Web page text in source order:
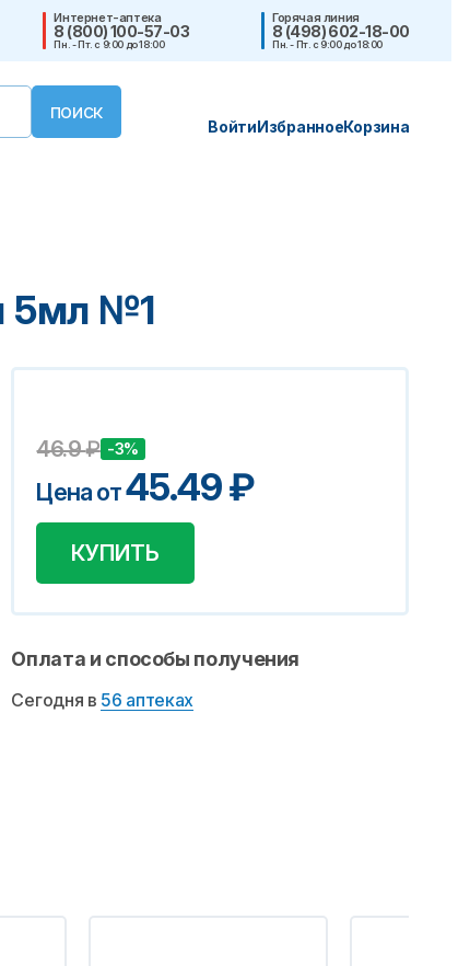
Интернет-аптека
8 (800) 100-57-03
Пн. - Пт. с 9:00 до 18:00
Горячая линия
8 (498) 602-18-00
Пн. - Пт. с 9:00 до 18:00
ВойтиИзбранноеКорзина
5мл №1
46.9₽ -3%
Цена от45.49₽
КУПИТЬ
Оплата и способы получения
Сегодня в 56 аптеках